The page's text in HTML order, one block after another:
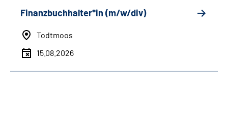
Finanzbuchhalter*in (m/w/div)
Todtmoos
15.08.2026